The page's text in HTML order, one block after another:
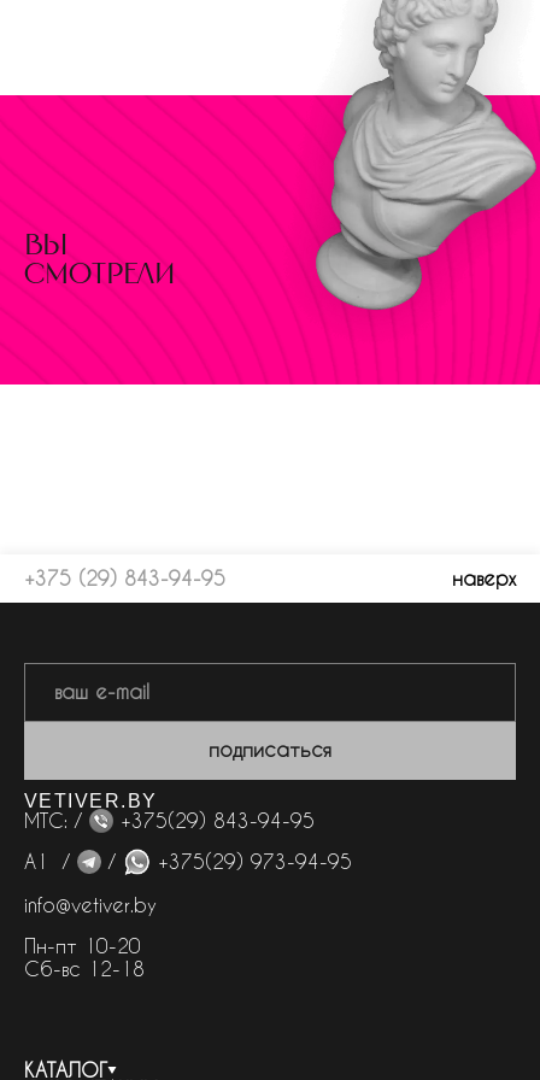
вы
смотрели
+375 (29) 843-94-95 наверх
подписаться
VETIVER.BY
МТС: /
+375(29) 843-94-95
А1 /
/
+375(29) 973-94-95
info@vetiver.by
Пн-пт 10-20
Сб-вс 12-18
КАТАЛОГ